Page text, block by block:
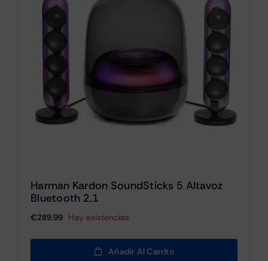
Harman Kardon SoundSticks 5 Altavoz
Bluetooth 2.1
€289.99 Hay existencias
Añadir Al Carrito